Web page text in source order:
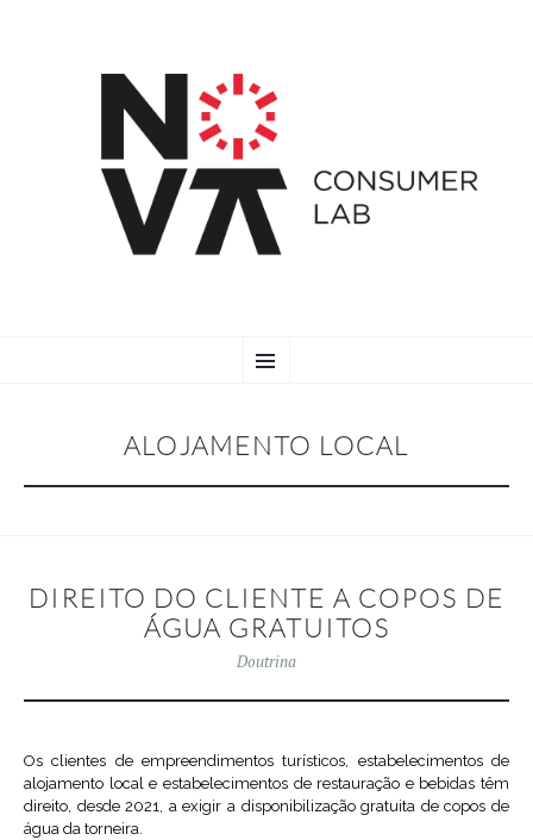
TO
ALOJAMENTO LOCAL
DIREITO DO CLIENTE A COPOS DE
ÁGUA GRATUITOS
Doutrina
Os clientes de empreendimentos turísticos, estabelecimentos de
alojamento local e estabelecimentos de restauração e bebidas têm
direito, desde 2021, a exigir a disponibilização gratuita de copos de
água da torneira.